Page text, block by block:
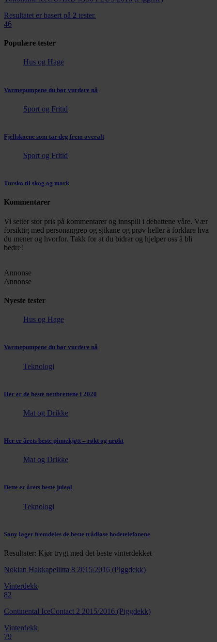
Resultatet er basert på 2 tester.
46
Populære tester
Hus og Hage
Varmepumpene du bør vurdere nå
Sport og Fritid
Fjellskoene som tar deg frem overalt
Sport og Fritid
Tursko til skog og mark
Kommentarer
Vi setter stor pris på kommentarer og innspill i debattene våre. Vær
forsiktig med personangrep og sjikane og prøv heller å forklare hva
du mener og hvorfor. Takk for at du bidrar og hjelper oss å bli
bedre!
Annonse
Annonse
Nyeste tester
Hus og Hage
Varmepumpene du bør vurdere nå
Teknologi
Her er de beste nettbrettene i 2020
Mat og Drikke
Her er årets beste pinnekjøtt – røkt og urøkt
Mat og Drikke
Dette er årets beste juleøl
Teknologi
Sony lager fremdeles de beste trådløse hodetelefonene
Resultater: Kjør trygt med det beste vinterdekket
Nokian Hakkapeliitta 8 2015/2016 (Piggdekk)
Vinterdekk
82
Continental IceContact 2 2015/2016 (Piggdekk)
Vinterdekk
79